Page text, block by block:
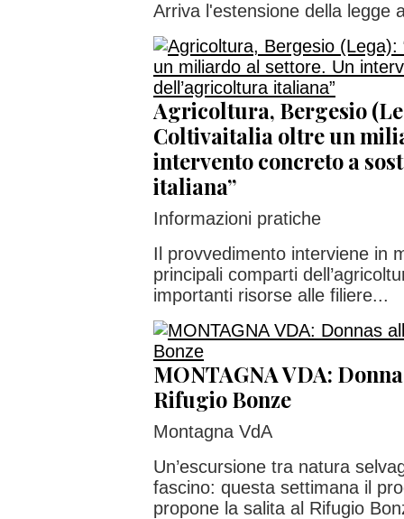
Arriva l'estensione della legge
Agricoltura, Bergesio
Coltivaitalia oltre un
intervento concreto a
italiana”
Informazioni pratiche
Il provvedimento interviene in
principali comparti
importanti risorse alle filiere...
MONTAGNA VDA:
Rifugio Bonze
Montagna VdA
Un’escursione tra natura
fascino: questa settimana il
propone la salita al Rifugio